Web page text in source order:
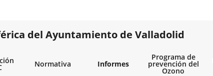
up
window.
del Ayuntamiento de Valladolid
Normativa Informes
Programa de
prevención del
Ozono